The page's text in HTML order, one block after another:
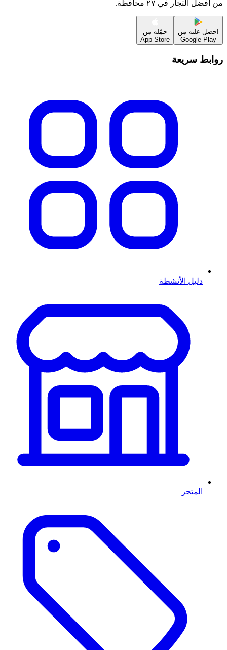
من أفضل التجار في ٢٧ محافظة.
احصل عليه من
Google Play
حمّله من
App Store
روابط سريعة
دليل الأنشطة
المتجر